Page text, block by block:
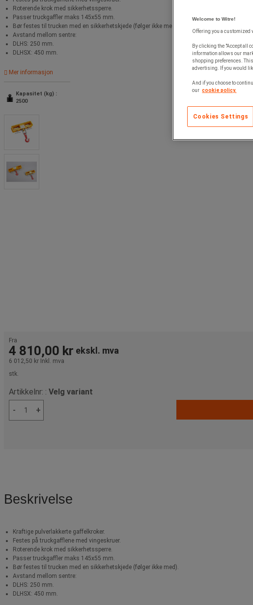
Roterende krok med sikkerhetssperre.
Passer truckgaffler maks 145x55 mm.
Bør festes til trucken med en sikkerhetskjede (følger ikke med).
Avstand mellom sentre:
DLHS: 250 mm.
DLHSX: 450 mm.
Mer informasjon
Kapasitet (kg) :
2500
Fra
4 810,00 kr ekskl. mva
6 012,50 kr Inkl. mva
stk.
Artikkelnr: : Velg variant
-
+
Beskrivelse
Kraftige pulverlakkerte gaffelkroker.
Festes på truckgafflene med vingeskruer.
Roterende krok med sikkerhetssperre.
Passer truckgaffler maks 145x55 mm.
Bør festes til trucken med en sikkerhetskjede (følger ikke med).
Avstand mellom sentre:
DLHS: 250 mm.
DLHSX: 450 mm.
Welcome to Witre!
Offering you a customized
By clicking the "Accept all
information allows our
shopping preferences.
advertising. If you would
And if you choose to
our cookie policy.
Cookies Settings